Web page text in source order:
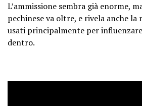
L’ammissione sembra già enorme,
pechinese va oltre, e rivela anche
usati principalmente per
dentro.